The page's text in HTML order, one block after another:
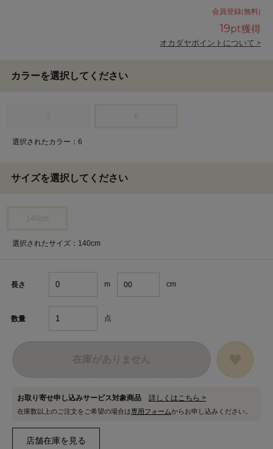
会員登録(無料)
19pt獲得
オカダヤポイントについて >
カラーを選択してください
選択されたカラー：6
サイズを選択してください
選択されたサイズ：140cm
長さ m cm
数量 点
お取り寄せ申し込みサービス対象商品 詳しくはこちら >
在庫数以上のご注文をご希望の場合は専用フォームからお申し込みください。